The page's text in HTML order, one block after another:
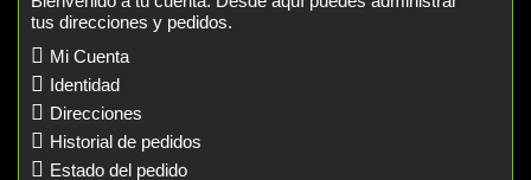
tus direcciones y pedidos.
Mi Cuenta
Identidad
Direcciones
Historial de pedidos
Estado del pedido